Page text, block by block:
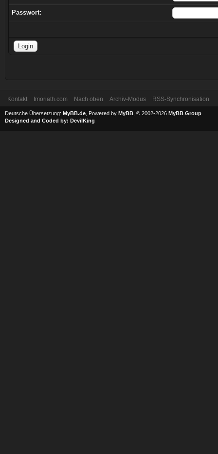
Passwort:
Kontakt Imoriath.com Nach oben Archiv-Modus RSS-Synchronisation
Deutsche Übersetzung: MyBB.de , Powered by MyBB , © 2002-2026 MyBB Group
Designed and Coded by: DevilKing